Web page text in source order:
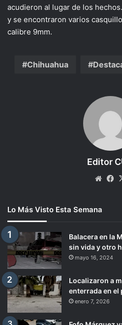
acudieron al lugar de los
y se encontraron varios
calibre 9mm.
Chihuahua
Editor
Lo Más Visto Esta Semana
Balacera en la
sin vida y otro
mayo 16, 2024
Localizaron a
enterrada en el
enero 7, 2026